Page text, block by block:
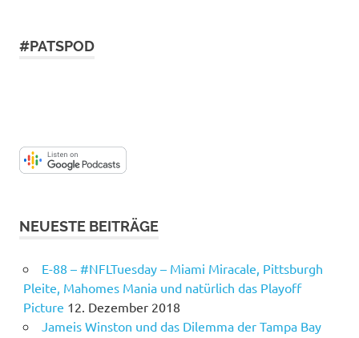
#PATSPOD
NEUESTE BEITRÄGE
E-88 – #NFLTuesday – Miami Miracale, Pittsburgh
Pleite, Mahomes Mania und natürlich das Playoff
Picture 12. Dezember 2018
Jameis Winston und das Dilemma der Tampa Bay